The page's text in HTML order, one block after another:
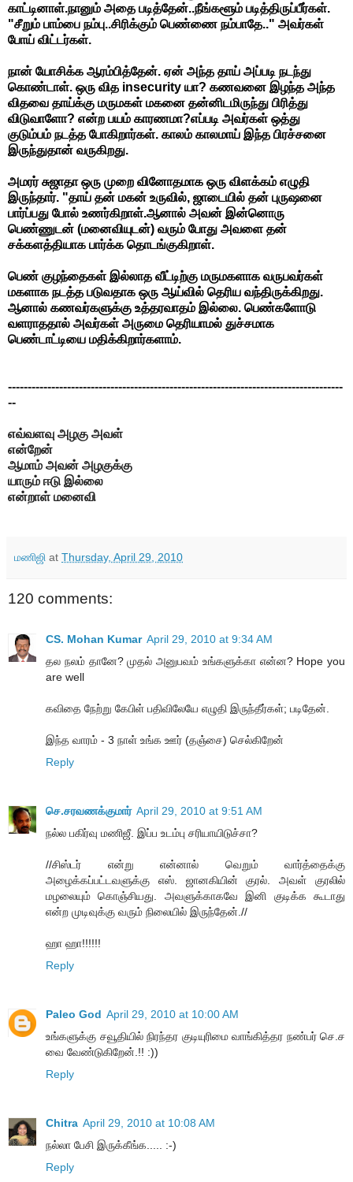
காட்டினாள்.நானும் அதை படித்தேன்..நீங்களூம் படித்திருப்பீர்கள்.
"சீறும் பாம்பை நம்பு..சிரிக்கும் பெண்ணை நம்பாதே.." அவர்கள்
போய் விட்டர்கள்.
நான் யோசிக்க ஆரம்பித்தேன். ஏன் அந்த தாய் அப்படி நடந்து
கொண்டாள். ஒரு வித insecurity யா? கணவனை இழந்த அந்த
விதவை தாய்க்கு மருமகள் மகனை தன்னிடமிருந்து பிரித்து
விடுவாளோ? என்ற பயம் காரணமா?எப்படி அவர்கள் ஒத்து
குடும்பம் நடத்த போகிறார்கள். காலம் காலமாய் இந்த பிரச்சனை
இருந்துதான் வருகிறது.
அமரர் சுஜாதா ஒரு முறை வினோதமாக ஒரு விளக்கம் எழுதி
இருந்தார். "தாய் தன் மகன் உருவில், ஜாடையில் தன் புருஷனை
பார்ப்பது போல் உணர்கிறாள்.ஆனால் அவன் இன்னொரு
பெண்ணுடன் (மனைவியுடன்) வரும் போது அவளை தன்
சக்களத்தியாக பார்க்க தொடங்குகிறாள்.
பெண் குழந்தைகள் இல்லாத வீட்டிற்கு மருமகளாக வருபவர்கள்
மகளாக நடத்த படுவதாக ஒரு ஆய்வில் தெரிய வந்திருக்கிறது.
ஆனால் கணவர்களுக்கு உத்தரவாதம் இல்லை. பெண்களோடு
வளராததால் அவர்கள் அருமை தெரியாமல் துச்சமாக
பெண்டாட்டியை மதிக்கிறார்களாம்.
-------------------------------------------------------------------------------------
--
எவ்வளவு அழகு அவள்
என்றேன்
ஆமாம் அவன் அழகுக்கு
யாரும் ஈடு இல்லை
என்றாள் மனைவி
மணிஜி at Thursday, April 29, 2010
120 comments:
CS. Mohan Kumar April 29, 2010 at 9:34 AM
தல நலம் தானே? முதல் அனுபவம் உங்களுக்கா என்ன? Hope you
are well
கவிதை நேற்று கேபிள் பதிவிலேயே எழுதி இருந்தீர்கள்; படிதேன்.
இந்த வாரம் - 3 நாள் உங்க ஊர் (தஞ்சை) செல்கிறேன்
Reply
செ.சரவணக்குமார் April 29, 2010 at 9:51 AM
நல்ல பகிர்வு மணிஜீ. இப்ப உடம்பு சரியாயிடுச்சா?
//சிஸ்டர் என்று என்னால் வெறும் வார்த்தைக்கு
அழைக்கப்பட்டவளுக்கு எஸ். ஜானகியின் குரல். அவள் குரலில்
மழலையும் கொஞ்சியது. அவளுக்காகவே இனி குடிக்க கூடாது
என்ற முடிவுக்கு வரும் நிலையில் இருந்தேன்.//
ஹா ஹா!!!!!!
Reply
Paleo God April 29, 2010 at 10:00 AM
உங்களுக்கு சவூதியில் நிரந்தர குடியுரிமை வாங்கித்தர நண்பர் செ.ச
வை வேண்டுகிறேன்.!! :))
Reply
Chitra April 29, 2010 at 10:08 AM
நல்லா பேசி இருக்கீங்க..... :-)
Reply